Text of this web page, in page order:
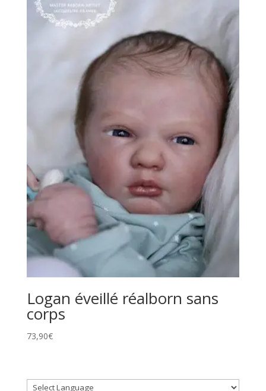
Logan éveillé réalborn sans
corps
73,90€